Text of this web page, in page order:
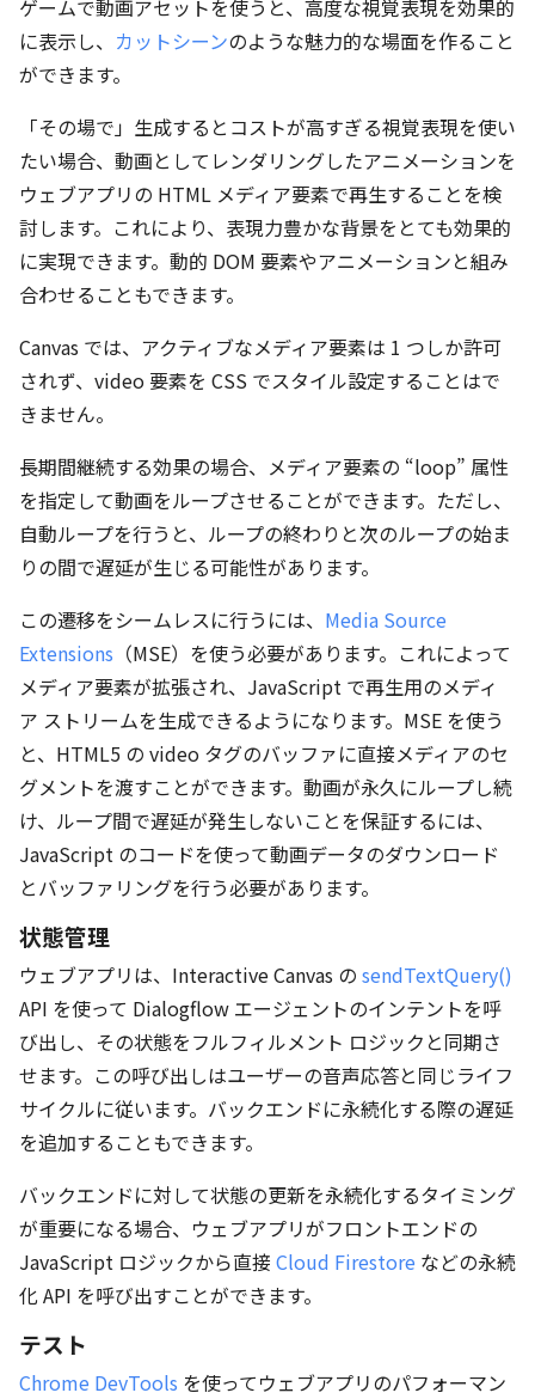
ゲームで動画アセットを使うと、高度な視覚表現を効果的
に表示し、 カットシーンのような魅力的な場面を作ること
ができます。
「その場で」生成するとコストが高すぎる視覚表現を使い
たい場合、動画としてレンダリングしたアニメーションを
ウェブアプリの HTML メディア要素で再生することを検
討します。これにより、表現力豊かな背景をとても効果的
に実現できます。動的 DOM 要素やアニメーションと組み
合わせることもできます。
Canvas では、アクティブなメディア要素は 1 つしか許可
されず、video 要素を CSS でスタイル設定することはで
きません。
長期間継続する効果の場合、メディア要素の “loop” 属性
を指定して動画をループさせることができます。ただし、
自動ループを行うと、ループの終わりと次のループの始ま
りの間で遅延が生じる可能性があります。
この遷移をシームレスに行うには、 Media Source
Extensions （MSE）を使う必要があります。これによって
メディア要素が拡張され、JavaScript で再生用のメディ
ア ストリームを生成できるようになります。MSE を使う
と、HTML5 の video タグのバッファに直接メディアのセ
グメントを渡すことができます。動画が永久にループし続
け、ループ間で遅延が発生しないことを保証するには、
JavaScript のコードを使って動画データのダウンロード
とバッファリングを行う必要があります。
状態管理
ウェブアプリは、Interactive Canvas の sendTextQuery()
API を使って Dialogflow エージェントのインテントを呼
び出し、その状態をフルフィルメント ロジックと同期さ
せます。この呼び出しはユーザーの音声応答と同じライフ
サイクルに従います。バックエンドに永続化する際の遅延
を追加することもできます。
バックエンドに対して状態の更新を永続化するタイミング
が重要になる場合、ウェブアプリがフロントエンドの
JavaScript ロジックから直接 Cloud Firestore などの永続
化 API を呼び出すことができます。
テスト
Chrome DevTools を使ってウェブアプリのパフォーマン